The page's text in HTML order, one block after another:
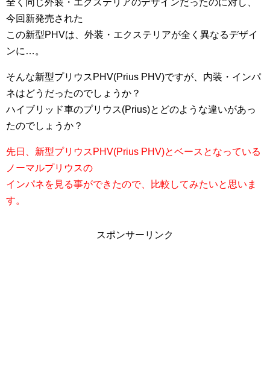
全く同じ外装・エクステリアのデザインだったのに対し、
今回新発売された
この新型PHVは、外装・エクステリアが全く異なるデザイ
ンに…。
そんな新型プリウスPHV(Prius PHV)ですが、内装・インパ
ネはどうだったのでしょうか？
ハイブリッド車のプリウス(Prius)とどのような違いがあっ
たのでしょうか？
先日、新型プリウスPHV(Prius PHV)とベースとなっている
ノーマルプリウスの
インパネを見る事ができたので、比較してみたいと思いま
す。
スポンサーリンク